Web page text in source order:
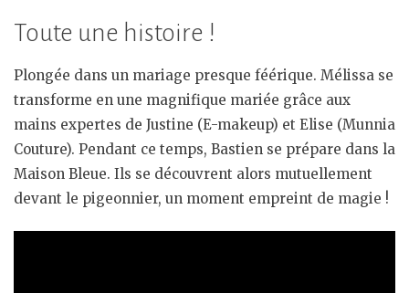
Toute une histoire !
Plongée dans un mariage presque féérique. Mélissa se
transforme en une magnifique mariée grâce aux
mains expertes de Justine (E-makeup) et Elise (Munnia
Couture). Pendant ce temps, Bastien se prépare dans la
Maison Bleue. Ils se découvrent alors mutuellement
devant le pigeonnier, un moment empreint de magie !